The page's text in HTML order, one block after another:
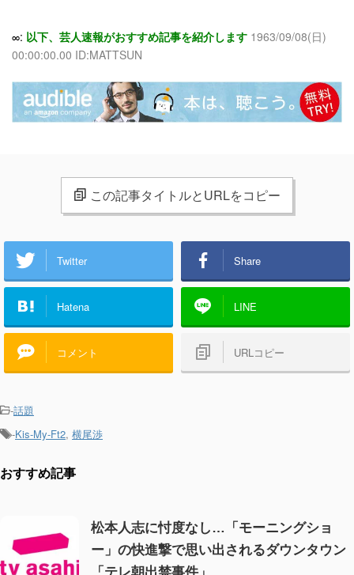
∞: 以下、芸人速報がおすすめ記事を紹介します 1963/09/08(日)
00:00:00.00 ID:MATTSUN
この記事タイトルとURLをコピー
Twitter Share
Hatena LINE
コメント URLコピー
-話題
-Kis-My-Ft2, 横尾渉
おすすめ記事
松本人志に忖度なし…「モーニングショ
ー」の快進撃で思い出されるダウンタウン